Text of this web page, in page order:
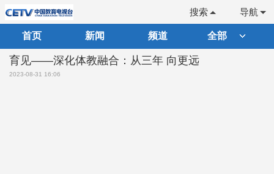
导航
搜索
首页 新闻 频道 全部
育见——深化体教融合：从三年 向更远
2023-08-31 16:06